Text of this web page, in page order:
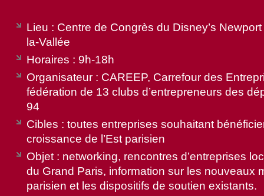
Lieu : Centre de Congrès du Disney’s
la-Vallée
Horaires : 9h-18h
Organisateur : CAREEP, Carrefour des
fédération de 13 clubs d’entrepreneurs des
94
Cibles : toutes entreprises souhaitant
croissance de l’Est parisien
Objet : networking, rencontres d’entreprises
du Grand Paris, information sur les nouveaux
parisien et les dispositifs de soutien existants.